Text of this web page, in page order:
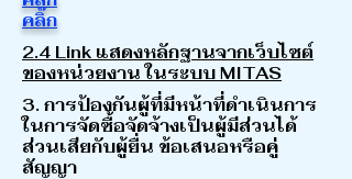
คลิ๊ก
2.4 Link แสดงหลักฐานจากเว็บไซต์
ของหน่วยงาน ในระบบ MITAS
3. การป้องกันผู้ที่มีหน้าที่ดำเนินการ
ในการจัดซื้อจัดจ้างเป็นผู้มีส่วนได้
ส่วนเสียกับผู้ยื่น ข้อเสนอหรือคู่
สัญญา